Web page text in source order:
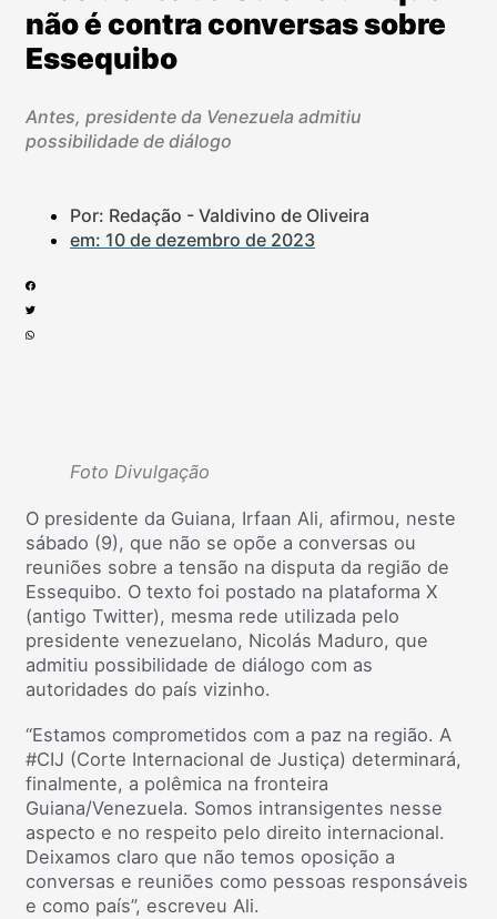
não é contra conversas sobre
Essequibo
Antes, presidente da Venezuela admitiu
possibilidade de diálogo
Por: Redação - Valdivino de Oliveira
em: 10 de dezembro de 2023
Foto Divulgação
O presidente da Guiana, Irfaan Ali, afirmou, neste
sábado (9), que não se opõe a conversas ou
reuniões sobre a tensão na disputa da região de
Essequibo. O texto foi postado na plataforma X
(antigo Twitter), mesma rede utilizada pelo
presidente venezuelano, Nicolás Maduro, que
admitiu possibilidade de diálogo com as
autoridades do país vizinho.
“Estamos comprometidos com a paz na região. A
#CIJ (Corte Internacional de Justiça) determinará,
finalmente, a polêmica na fronteira
Guiana/Venezuela. Somos intransigentes nesse
aspecto e no respeito pelo direito internacional.
Deixamos claro que não temos oposição a
conversas e reuniões como pessoas responsáveis
​​e como país”, escreveu Ali.